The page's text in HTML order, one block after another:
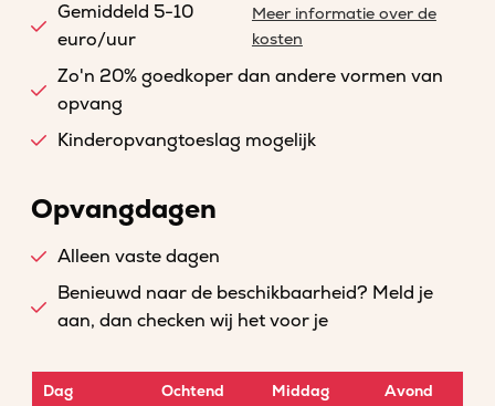
Gemiddeld 5-10
euro/uur
Meer informatie over de
kosten
Zo'n 20% goedkoper dan andere vormen van
opvang
Kinderopvangtoeslag mogelijk
Opvangdagen
Alleen vaste dagen
Benieuwd naar de beschikbaarheid? Meld je
aan, dan checken wij het voor je
Dag Ochtend Middag Avond